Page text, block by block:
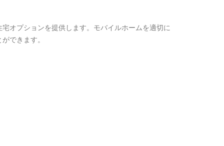
オプションを提供します。モバイルホームを適切に
できます。